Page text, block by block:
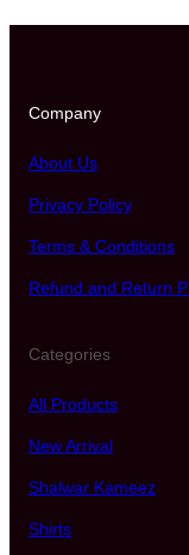
Company
About Us
Privacy Policy
Terms & Conditions
Refund and Return
Categories
All Products
New Arrival
Shalwar Kameez
Shirts